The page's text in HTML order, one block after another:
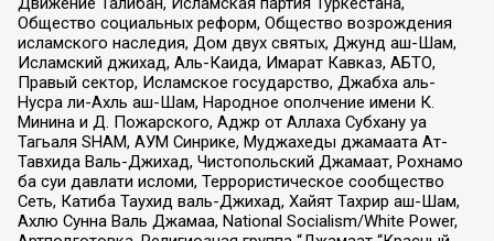
Общество социальных реформ, Общество возрождения
исламского наследия, Дом двух святых, Джунд аш-Шам,
Исламский джихад, Аль-Каида, Имарат Кавказ, АБТО,
Правый сектор, Исламское государство, Джабха аль-
Нусра ли-Ахль аш-Шам, Народное ополчение имени К.
Минина и Д. Пожарского, Аджр от Аллаха Субхану уа
Тагьаля SHAM, АУМ Синрике, Муджахеды джамаата Ат-
Тавхида Валь-Джихад, Чистопольский Джамаат, Рохнамо
ба суи давлати исломи, Террористическое сообщество
Сеть, Катиба Таухид валь-Джихад, Хайят Тахрир аш-Шам,
Ахлю Сунна Валь Джамаа, National Socialism/White Power,